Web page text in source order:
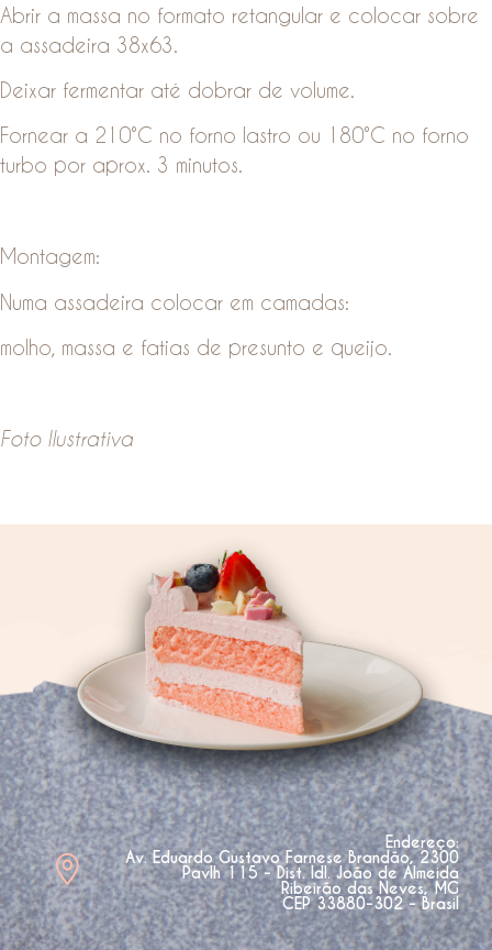
Abrir a massa no formato retangular e colocar sobre
a assadeira 38x63.
Deixar fermentar até dobrar de volume.
Fornear a 210°C no forno lastro ou 180°C no forno
turbo por aprox. 3 minutos.
Montagem:
Numa assadeira colocar em camadas:
molho, massa e fatias de presunto e queijo.
Foto Ilustrativa
Endereço:
Av. Eduardo Gustavo Farnese Brandão, 2300
Pavlh 115 - Dist. Idl. João de Almeida
Ribeirão das Neves, MG
CEP 33880-302 - Brasil